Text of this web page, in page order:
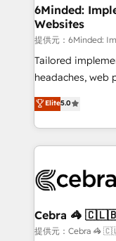
from other
downtime. 🔹 RevOps Strategy: Align teams,
processes, and
Integrations:
for better adoption. 🔹 Custom
SOC 2 Type II
our commitment
6Minded:
Websites
提供元：6Minded:
Tailored
headaches, web
house team of
developers,
aspects of your HubSpot. ✨
100+ seamless
implementations,
CS: 245%
full-funnel
Elite5.0
Cebra 🦓
提供元：